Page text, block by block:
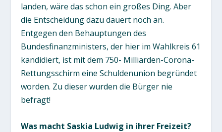
landen, wäre das schon ein großes Ding. Aber
die Entscheidung dazu dauert noch an.
Entgegen den Behauptungen des
Bundesfinanzministers, der hier im Wahlkreis 61
kandidiert, ist mit dem 750- Milliarden-Corona-
Rettungsschirm eine Schuldenunion begründet
worden. Zu dieser wurden die Bürger nie
befragt!
Was macht Saskia Ludwig in ihrer Freizeit?